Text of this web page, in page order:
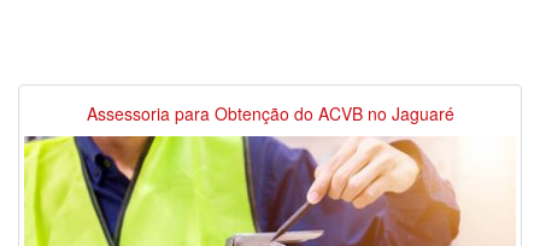
Assessoria para Obtenção do ACVB no Jaguaré